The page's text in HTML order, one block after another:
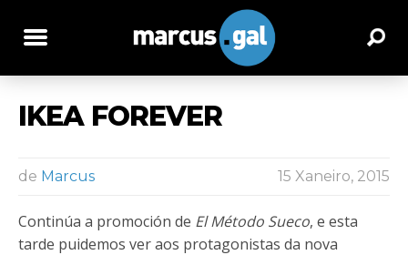
IKEA FOREVER
de Marcus 15 Xaneiro, 2015
Continúa a promoción de El Método Sueco, e esta
tarde puidemos ver aos protagonistas da nova